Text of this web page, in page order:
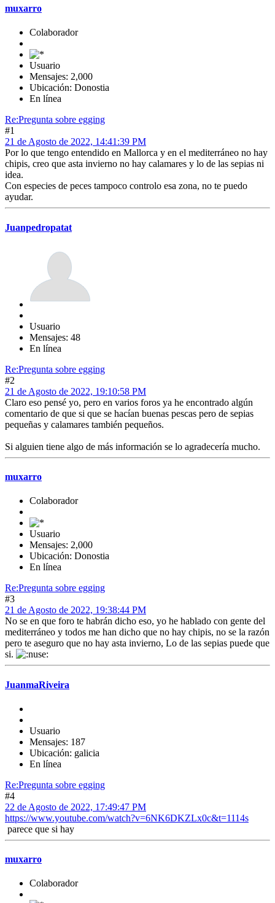
muxarro
Colaborador
Usuario
Mensajes: 2,000
Ubicación: Donostia
En línea
Re:Pregunta sobre egging
#1
21 de Agosto de 2022, 14:41:39 PM
Por lo que tengo entendido en Mallorca y en el mediterráneo no hay
chipis, creo que asta invierno no hay calamares y lo de las sepias ni
idea.
Con especies de peces tampoco controlo esa zona, no te puedo
ayudar.
Juanpedropatat
Usuario
Mensajes: 48
En línea
Re:Pregunta sobre egging
#2
21 de Agosto de 2022, 19:10:58 PM
Claro eso pensé yo, pero en varios foros ya he encontrado algún
comentario de que si que se hacían buenas pescas pero de sepias
pequeñas y calamares también pequeños.
Si alguien tiene algo de más información se lo agradecería mucho.
muxarro
Colaborador
Usuario
Mensajes: 2,000
Ubicación: Donostia
En línea
Re:Pregunta sobre egging
#3
21 de Agosto de 2022, 19:38:44 PM
No se en que foro te habrán dicho eso, yo he hablado con gente del
mediterráneo y todos me han dicho que no hay chipis, no se la razón
pero te aseguro que no hay asta invierno, Lo de las sepias puede que
si.
JuanmaRiveira
Usuario
Mensajes: 187
Ubicación: galicia
En línea
Re:Pregunta sobre egging
#4
22 de Agosto de 2022, 17:49:47 PM
https://www.youtube.com/watch?v=6NK6DKZLx0c&t=1114s
parece que si hay
muxarro
Colaborador